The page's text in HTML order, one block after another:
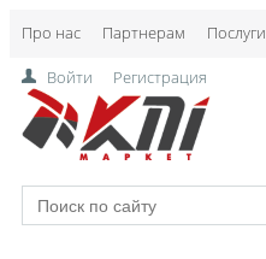
Про нас Партнерам Послуги
Войти Регистрация